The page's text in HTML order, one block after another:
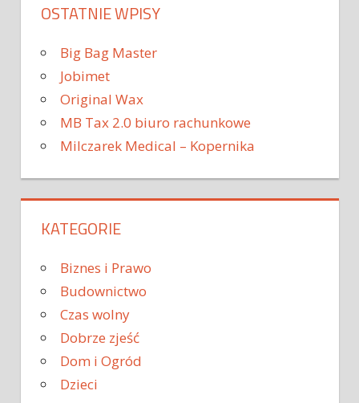
OSTATNIE WPISY
Big Bag Master
Jobimet
Original Wax
MB Tax 2.0 biuro rachunkowe
Milczarek Medical – Kopernika
KATEGORIE
Biznes i Prawo
Budownictwo
Czas wolny
Dobrze zjeść
Dom i Ogród
Dzieci